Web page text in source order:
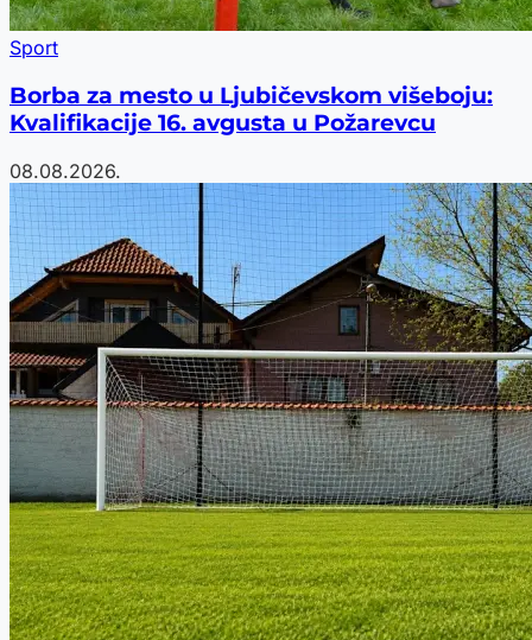
Sport
Borba za mesto u Ljubičevskom višeboju:
Kvalifikacije 16. avgusta u Požarevcu
08.08.2026.